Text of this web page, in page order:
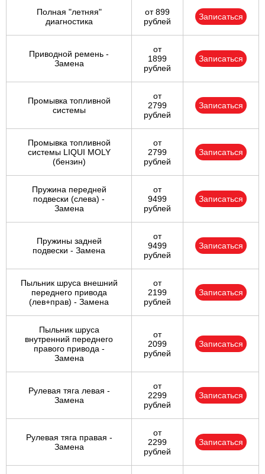
Полная "летняя"
диагностика
от 899
рублей
Записаться
Приводной ремень -
Замена
от
1899
рублей
Записаться
Промывка топливной
системы
от
2799
рублей
Записаться
Промывка топливной
системы LIQUI MOLY
(бензин)
от
2799
рублей
Записаться
Пружина передней
подвески (слева) -
Замена
от
9499
рублей
Записаться
Пружины задней
подвески - Замена
от
9499
рублей
Записаться
Пыльник шруса внешний
переднего привода
(лев+прав) - Замена
от
2199
рублей
Записаться
Пыльник шруса
внутренний переднего
правого привода -
Замена
от
2099
рублей
Записаться
Рулевая тяга левая -
Замена
от
2299
рублей
Записаться
Рулевая тяга правая -
Замена
от
2299
рублей
Записаться